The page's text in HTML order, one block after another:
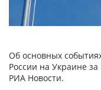
Об основных
России на Украине за
РИА Новости.